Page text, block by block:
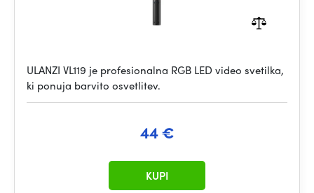
ULANZI VL119 je profesionalna RGB LED video svetilka,
ki ponuja barvito osvetlitev.
44 €
KUPI